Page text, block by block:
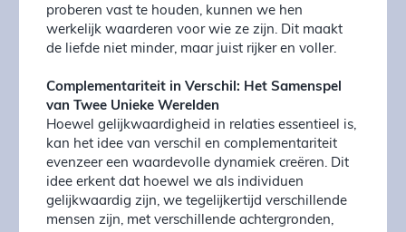
proberen vast te houden, kunnen we hen
werkelijk waarderen voor wie ze zijn. Dit maakt
de liefde niet minder, maar juist rijker en voller.
Complementariteit in Verschil: Het Samenspel
van Twee Unieke Werelden
Hoewel gelijkwaardigheid in relaties essentieel is,
kan het idee van verschil en complementariteit
evenzeer een waardevolle dynamiek creëren. Dit
idee erkent dat hoewel we als individuen
gelijkwaardig zijn, we tegelijkertijd verschillende
mensen zijn, met verschillende achtergronden,